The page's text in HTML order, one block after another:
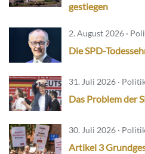
gestiegen
2. August 2026 ·
Die SPD-
31. Juli 2026 ·
Das Problem der
30. Juli 2026 ·
Artikel 3